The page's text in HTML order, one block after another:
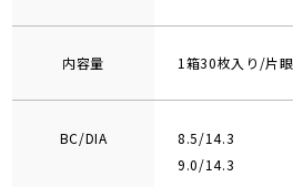
内容量 1箱30枚入り/片
BC/DIA
8.5/14.3
9.0/14.3